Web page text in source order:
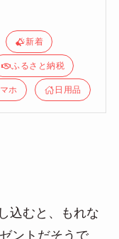
新着
ふるさと納税
ホ 日用品
込むと、もれな
ントだそうで